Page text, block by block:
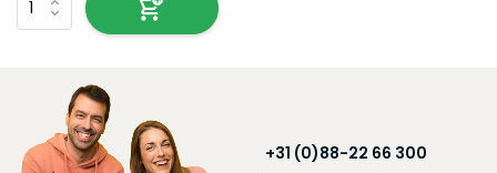
+31 (0)88-22 66 300